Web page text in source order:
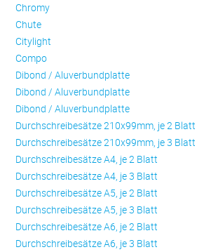
Chromy
Chute
Citylight
Compo
Dibond / Aluverbundplatte
Dibond / Aluverbundplatte
Dibond / Aluverbundplatte
Durchschreibesätze 210x99mm, je 2 Blatt
Durchschreibesätze 210x99mm, je 3 Blatt
Durchschreibesätze A4, je 2 Blatt
Durchschreibesätze A4, je 3 Blatt
Durchschreibesätze A5, je 2 Blatt
Durchschreibesätze A5, je 3 Blatt
Durchschreibesätze A6, je 2 Blatt
Durchschreibesätze A6, je 3 Blatt